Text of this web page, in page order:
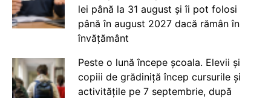
lei până la 31 august și îi pot folosi
până în august 2027 dacă rămân în
învățământ
Peste o lună începe școala. Elevii și
copiii de grădiniță încep cursurile și
activitățile pe 7 septembrie, după